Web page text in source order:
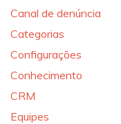
Canal de denúncia
Categorias
Configurações
Conhecimento
CRM
Equipes